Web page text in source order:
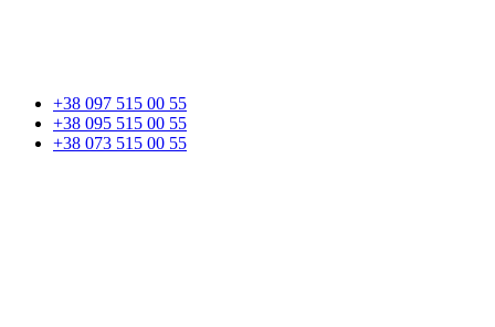
+38 097 515 00 55
+38 095 515 00 55
+38 073 515 00 55